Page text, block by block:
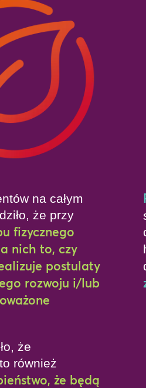
na całym
że przy
fizycznego
nich to, czy
postulaty
rozwoju i/lub
że
również
że będą